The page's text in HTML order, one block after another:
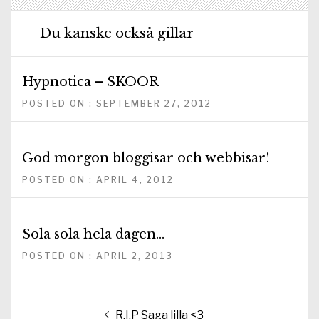
Du kanske också gillar
Hypnotica – SKOOR
POSTED ON : SEPTEMBER 27, 2012
God morgon bloggisar och webbisar!
POSTED ON : APRIL 4, 2012
Sola sola hela dagen…
POSTED ON : APRIL 2, 2013
Inläggsnavigering
Föregående
R.I.P Saga lilla <3